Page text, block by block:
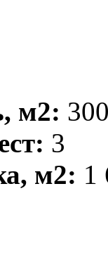
м2:
3
м2: 1